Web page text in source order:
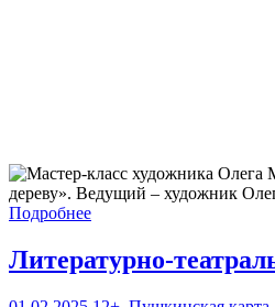
дереву». Ведущий – художник
Подробнее
Литературно-